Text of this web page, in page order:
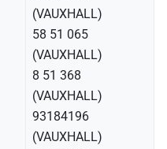
(VAUXHALL)
58 51 065
(VAUXHALL)
8 51 368
(VAUXHALL)
93184196
(VAUXHALL)